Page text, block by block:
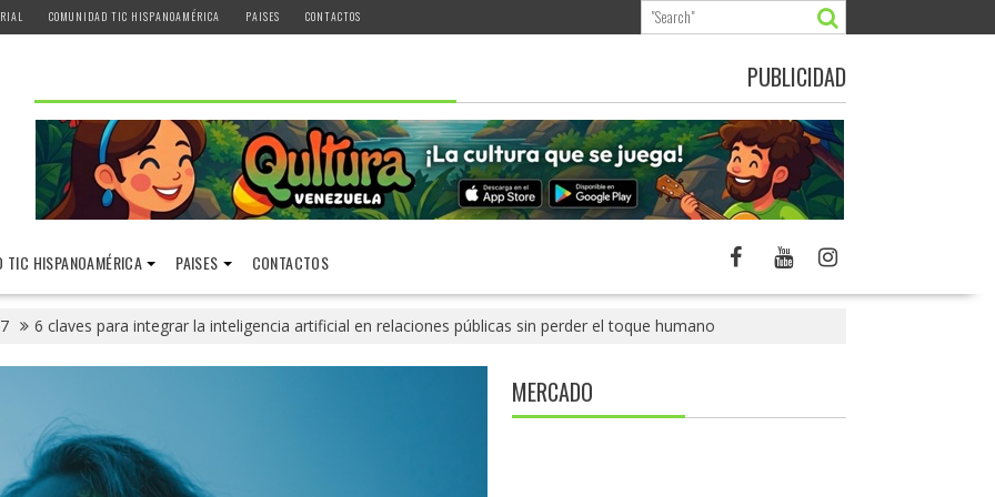
COMUNIDAD TIC HISPANOAMÉRICA PAISES CONTACTOS
PUBLICIDAD
TIC HISPANOAMÉRICA PAISES CONTACTOS
6 claves para integrar la inteligencia artificial en relaciones públicas sin perder el toque humano
MERCADO